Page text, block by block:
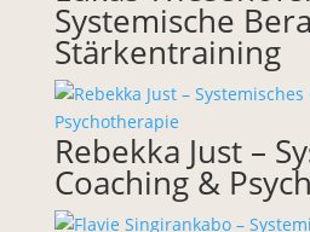
Systemische
Stärkentraining
Rebekka Just –
Coaching &